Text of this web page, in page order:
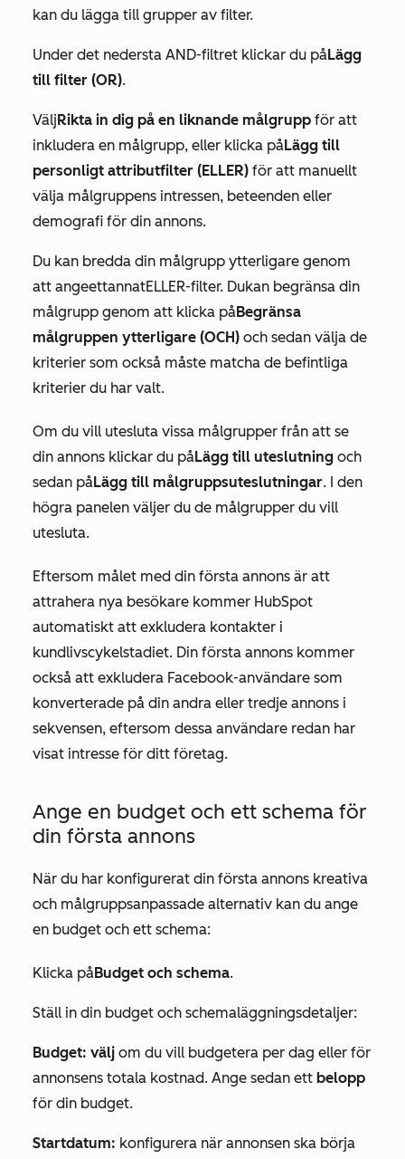
kan du lägga till grupper av filter.
Under det nedersta AND-filtret klickar du påLägg
till filter (OR).
Välj Rikta in dig på en liknande målgrupp för att
inkludera en målgrupp, eller klicka påLägg till
personligt attributfilter (ELLER) för att manuellt
välja målgruppens intressen, beteenden eller
demografi för din annons.
Du kan bredda din målgrupp ytterligare genom
att angeettannatELLER-filter. Dukan begränsa din
målgrupp genom att klicka påBegränsa
målgruppen ytterligare (OCH) och sedan välja de
kriterier som också måste matcha de befintliga
kriterier du har valt.
Om du vill utesluta vissa målgrupper från att se
din annons klickar du påLägg till uteslutning och
sedan påLägg till målgruppsuteslutningar. I den
högra panelen väljer du de målgrupper du vill
utesluta.
Eftersom målet med din första annons är att
attrahera nya besökare kommer HubSpot
automatiskt att exkludera kontakter i
kundlivscykelstadiet. Din första annons kommer
också att exkludera Facebook-användare som
konverterade på din andra eller tredje annons i
sekvensen, eftersom dessa användare redan har
visat intresse för ditt företag.
Ange en budget och ett schema för
din första annons
När du har konfigurerat din första annons kreativa
och målgruppsanpassade alternativ kan du ange
en budget och ett schema:
Klicka påBudget och schema.
Ställ in din budget och schemaläggningsdetaljer:
Budget: välj om du vill budgetera per dag eller för
annonsens totala kostnad. Ange sedan ett belopp
för din budget.
Startdatum: konfigurera när annonsen ska börja